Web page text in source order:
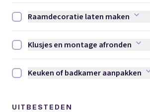
Raamdecoratie laten maken afvinken
Raamdecoratie laten maken
Klusjes en montage afronden afvinken
Klusjes en montage afronden
Keuken of badkamer aanpakken afvinken
Keuken of badkamer aanpakken
UITBESTEDEN